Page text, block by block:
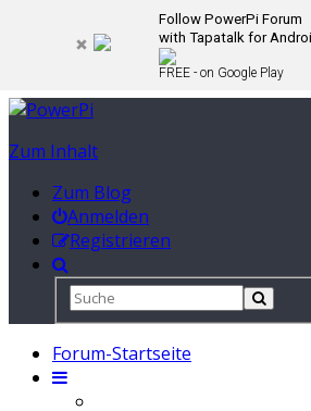
Follow PowerPi Forum
with Tapatalk for
FREE - on Google Play
Zum Inhalt
Zum Blog
Anmelden
Registrieren
Forum-Startseite